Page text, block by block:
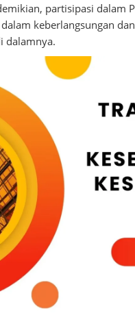
partisipasi dalam
keberlangsungan
dalamnya.